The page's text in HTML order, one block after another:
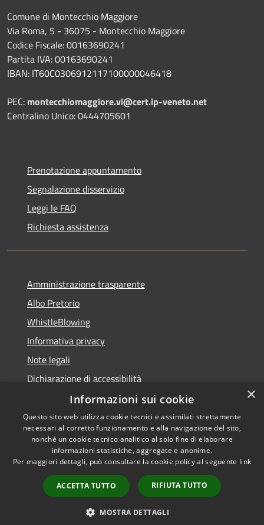
Comune di Montecchio Maggiore
Via Roma, 5 - 36075 - Montecchio Maggiore
Codice Fiscale: 00163690241
Partita IVA: 00163690241
IBAN: IT60C0306912117100000046418
PEC: montecchiomaggiore.vi@cert.ip-veneto.net
Centralino Unico: 0444705601
Prenotazione appuntamento
Segnalazione disservizio
Leggi le FAQ
Richiesta assistenza
Amministrazione trasparente
Albo Pretorio
WhistleBlowing
Informativa privacy
Note legali
Dichiarazione di accessibilità
Accessibilità
Privacy
Mappa del sito
Obiettivi di accessibilità
Copyright © 2026 • Città di
Montecchio Maggiore •
Powered byMunicipium •
Accesso redazione
×
Informazioni sui cookie
Questo sito web utilizza cookie tecnici e assimilati strettamente
necessari al corretto funzionamento e alla navigazione del sito,
nonché un cookie tecnico analitico al solo fine di elaborare
informazioni statistiche, aggregate e anonime.
Per maggiori dettagli, può consultare la cookie policy al seguente link
ACCETTA TUTTO RIFIUTA TUTTO
MOSTRA DETTAGLI